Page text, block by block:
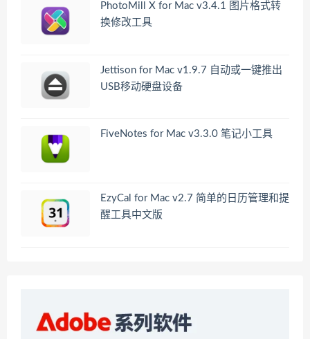
PhotoMill X for Mac v3.4.1 图片格式转
换修改工具
Jettison for Mac v1.9.7 自动或一键推出
USB移动硬盘设备
FiveNotes for Mac v3.3.0 笔记小工具
EzyCal for Mac v2.7 简单的日历管理和提
醒工具中文版